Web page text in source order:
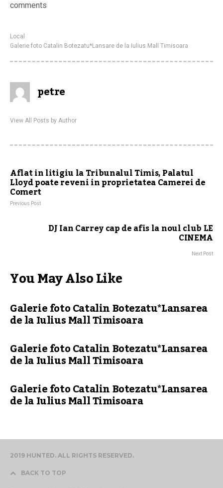
comments
Local
Galerie foto Catalin Botezatu*Lansare de la Iulius Mall Timisoara
petre
View All Posts by Author
Aflat in litigiu la Tribunalul Timis, Palatul
Lloyd poate reveni in proprietatea Camerei de
Comert
Previous Post
DJ Ian Carrey cap de afis la noul club LE
CINEMA
Next Post
You May Also Like
Galerie foto Catalin Botezatu*Lansarea
de la Iulius Mall Timisoara
Galerie foto Catalin Botezatu*Lansarea
de la Iulius Mall Timisoara
Galerie foto Catalin Botezatu*Lansarea
de la Iulius Mall Timisoara
2019 HUNTED. ALL RIGHTS RESERVED.
BACK TO TOP